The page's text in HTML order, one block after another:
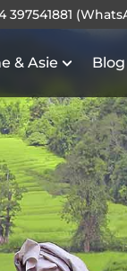
397541881
& Asie